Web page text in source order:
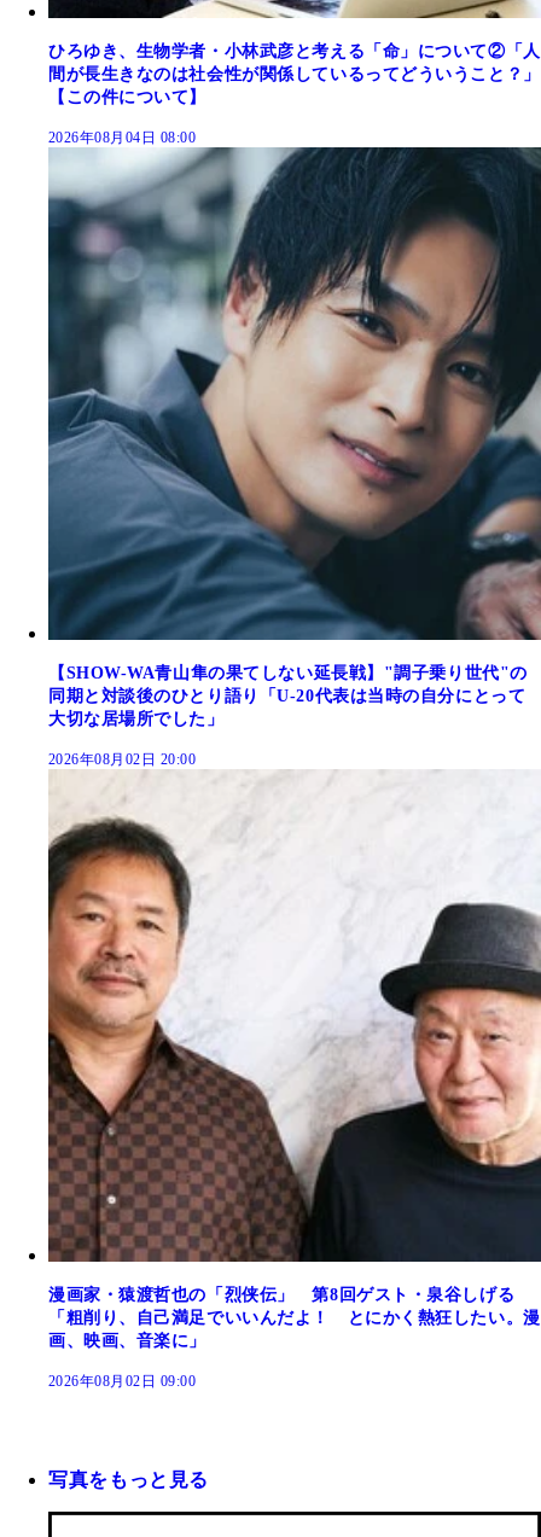
ひろゆき、生物学者・小林武彦と考える「命」について②「人
間が長生きなのは社会性が関係しているってどういうこと？」
【この件について】
2026年08月04日 08:00
【SHOW-WA青山隼の果てしない延長戦】"調子乗り世代"の
同期と対談後のひとり語り「U-20代表は当時の自分にとって
大切な居場所でした」
2026年08月02日 20:00
漫画家・猿渡哲也の「烈侠伝」 第8回ゲスト・泉谷しげる
「粗削り、自己満足でいいんだよ！ とにかく熱狂したい。漫
画、映画、音楽に」
2026年08月02日 09:00
写真をもっと見る